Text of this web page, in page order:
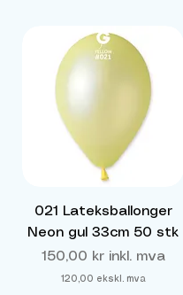
021 Lateksballonger
Neon gul 33cm 50 stk
Pris
150,00 kr inkl. mva
120,00 ekskl. mva